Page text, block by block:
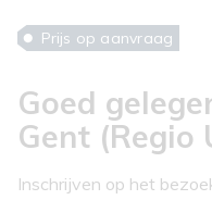
Goed
Gent (Regio
Prijs op aanvraag
Inschrijven op het